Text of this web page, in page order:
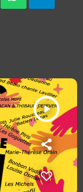
play_arrow